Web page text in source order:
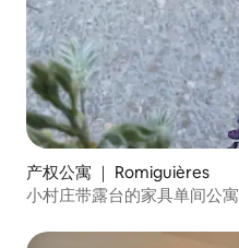
产权公寓 ｜ Romiguières
小村庄带露台的家具单间公寓